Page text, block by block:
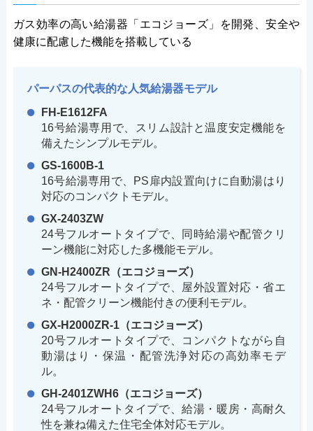
ガス効率の高い給湯器「エコジョーズ」を開発、安全や
健康に配慮した機能を搭載している
パーパスの代表的な人気給湯器モデル
FH-E1612FA
16号給湯専用で、スリム設計と温度安定機能を
備えたシンプルモデル。
GS-1600B-1
16号給湯専用で、PS扉内設置向けに自動湯はり
対応のコンパクトモデル。
GX-2403ZW
24号フルオートタイプで、同時給湯や配管クリ
ーン機能に対応した多機能モデル。
GN-H2400ZR（エコジョーズ）
24号フルオートタイプで、屋外設置対応・省エ
ネ・配管クリーン機能付きの便利モデル。
GX-H2000ZR-1（エコジョーズ）
20号フルオートタイプで、コンパクトながら自
動湯はり・保温・配管洗浄対応の高効率モデ
ル。
GH-2401ZWH6（エコジョーズ）
24号フルオートタイプで、給湯・暖房・高耐久
性を兼ね備えた住宅全体対応モデル。